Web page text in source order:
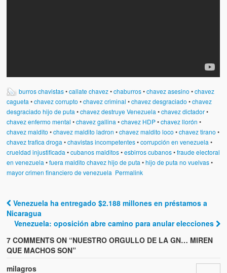
burros chavistas•callate chavez•chaburros•chavez asesino •chavez
cagueta •chavez corrupto •chavez criminal •chavez desgraciado •chavez
desgraciado hijo de puta •chavez destruye Venezuela •chavez dictador•
chavez enfermo mental •chavez gallina •chavez HDP•chavez llorón •
chavez maldito •chavez maldito ladron •chavez maldito loco •chavez tirano •
chavez trafica droga •chavistas incompetentes•corrupción en venezuela •
crueldad injustificada •cubanos malditos•esbirros cubanos•fraude electoral
en venezuela •fuera maldito chavez hijo de puta •hijo de puta no vuelvas•
mayor crimen financiero de venezuela Permalink
Post navigation
Venezuela ha entregado $2.188 millones en préstamos a
Nicaragua
Venezuela: oposición abre camino para anular elecciones
7 COMMENTS ON “NUESTRO ORGULLO DE LA GN… MIREN
QUE MACHOS SON”
milagros